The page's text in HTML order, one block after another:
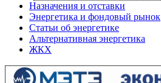
Назначения и отставки
Энергетика и фондовый рынок
Статьи об энергетике
Альтернативная энергетика
ЖКХ